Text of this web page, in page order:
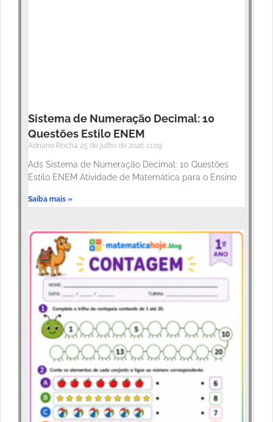
Sistema de Numeração Decimal: 10
Questões Estilo ENEM
Adriano Rocha 25 de julho de 2026 11:09
Ads Sistema de Numeração Decimal: 10 Questões
Estilo ENEM Atividade de Matemática para o Ensino
Saiba mais »